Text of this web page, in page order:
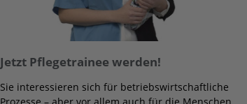
Jetzt Pflegetrainee werden!
Sie interessieren sich für betriebswirtschaftliche